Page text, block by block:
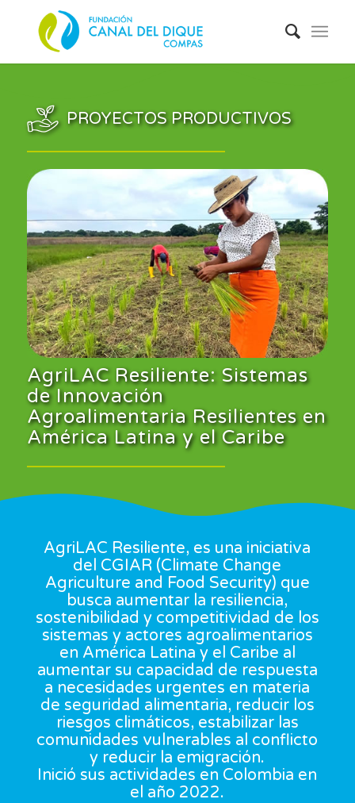
PROYECTOS PRODUCTIVOS
AgriLAC Resiliente: Sistemas
de Innovación
Agroalimentaria Resilientes en
América Latina y el Caribe
AgriLAC Resiliente, es una iniciativa
del CGIAR (Climate Change
Agriculture and Food Security) que
busca aumentar la resiliencia,
sostenibilidad y competitividad de los
sistemas y actores agroalimentarios
en América Latina y el Caribe al
aumentar su capacidad de respuesta
a necesidades urgentes en materia
de seguridad alimentaria, reducir los
riesgos climáticos, estabilizar las
comunidades vulnerables al conflicto
y reducir la emigración.
Inició sus actividades en Colombia en
el año 2022.